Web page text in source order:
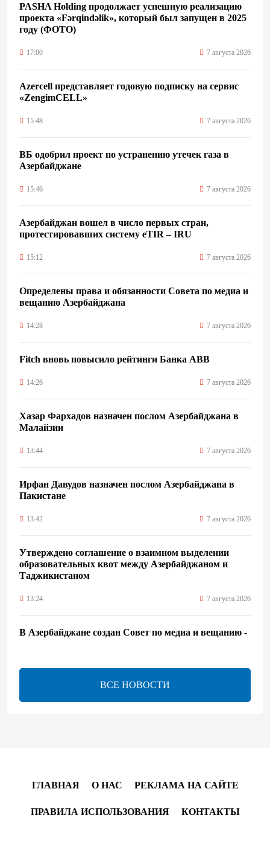
PASHA Holding продолжает успешную реализацию
проекта «Fərqindəlik», который был запущен в 2025
году (ФОТО)
17:00 7 августа 2026
Azercell представляет годовую подписку на сервис
«ZengimCELL»
15:48 7 августа 2026
ВБ одобрил проект по устранению утечек газа в
Азербайджане
15:46 7 августа 2026
Азербайджан вошел в число первых стран,
протестировавших систему eTIR – IRU
15:12 7 августа 2026
Определены права и обязанности Совета по медиа и
вещанию Азербайджана
14:28 7 августа 2026
Fitch вновь повысило рейтинги Банка ABB
14:26 7 августа 2026
Хазар Фархадов назначен послом Азербайджана в
Малайзии
13:44 7 августа 2026
Ирфан Давудов назначен послом Азербайджана в
Пакистане
13:42 7 августа 2026
Утверждено соглашение о взаимном выделении
образовательных квот между Азербайджаном и
Таджикистаном
13:24 7 августа 2026
В Азербайджане создан Совет по медиа и вещанию -
13:16 7 августа 2026
ЕАЭС расширяет финансовый рынок и вводит
программу "зеленой трансформации"
ВСЕ НОВОСТИ
ГЛАВНАЯ О НАС РЕКЛАМА НА САЙТЕ
ПРАВИЛА ИСПОЛЬЗОВАНИЯ КОНТАКТЫ